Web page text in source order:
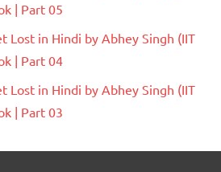
| Part 05
Lost in Hindi by Abhey Singh (IIT
| Part 04
Lost in Hindi by Abhey Singh (IIT
| Part 03